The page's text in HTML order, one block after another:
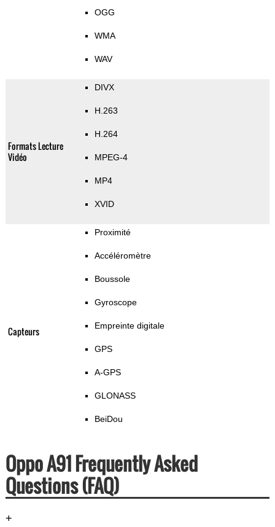
OGG
WMA
WAV
Formats Lecture
Vidéo
DIVX
H.263
H.264
MPEG-4
MP4
XVID
Capteurs
Proximité
Accéléromètre
Boussole
Gyroscope
Empreinte digitale
GPS
A-GPS
GLONASS
BeiDou
Oppo A91 Frequently Asked
Questions (FAQ)
+